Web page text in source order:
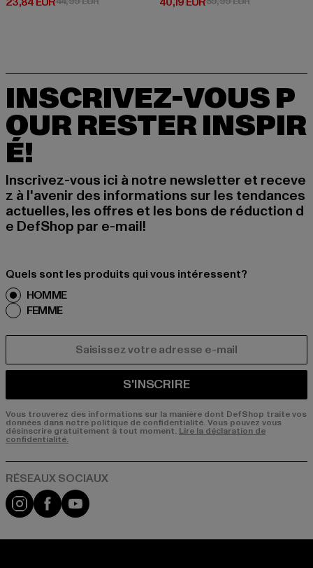
INSCRIVEZ-VOUS P
OUR RESTER INSPIR
É!
Inscrivez-vous ici à notre newsletter et receve
z à l'avenir des informations sur les tendances
actuelles, les offres et les bons de réduction d
e DefShop par e-mail!
Quels sont les produits qui vous intéressent?
HOMME
FEMME
S'INSCRIRE
Vous trouverez des informations sur la manière dont DefShop traite vos
données dans notre politique de confidentialité. Vous pouvez vous
désinscrire gratuitement à tout moment. Lire la déclaration de
confidentialité.
Visit our Instagram page:
Visit our Facebook page:
Visit our YouTube channel: